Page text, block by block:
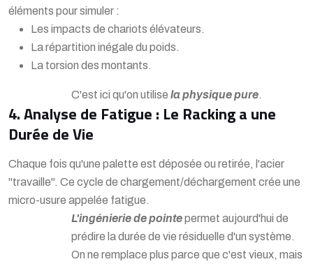
éléments pour simuler :
Les impacts de chariots élévateurs.
La répartition inégale du poids.
La torsion des montants.
C'est ici qu'on utilise la physique pure.
4. Analyse de Fatigue : Le Racking a une
Durée de Vie
Chaque fois qu'une palette est déposée ou retirée, l'acier
"travaille". Ce cycle de chargement/déchargement crée une
micro-usure appelée fatigue.
L'ingénierie de pointepermet aujourd'hui de
prédire la durée de vie résiduelle d'un système.
On ne remplace plus parce que c'est vieux, mais